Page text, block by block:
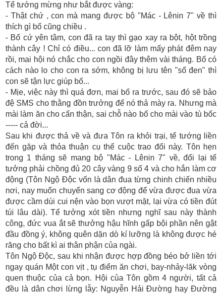
Tể tướng mừng như bắt được vàng:
- Thật chứ , con mà mang được bộ "Mác - Lênin 7" về thì
thích gì bố cũng chiều .
- Bố cứ yên tâm, con đã ra tay thì gạo xay ra bột, hột trồng
thành cây ! Chỉ có điều... con đã lỡ làm mấy phát đêm nay
rồi, mai hội nó chắc cho con ngồi đây thêm vài tháng. Bố có
cách nào lo cho con ra sớm, không bị lưu tên "sổ đen" thì
con sẽ tận lực giúp bố...
- Mịe, việc này thì quá đơn, mai bố ra trước, sau đó sẽ bảo
đệ SMS cho thằng đồn trưởng để nó thả mày ra. Nhưng mà
mài làm ăn cho cẩn thận, sai chỗ nào bố cho mài vào tù bốc
----- cả đời...
Sau khi được thả về và đưa Tôn ra khỏi trại, tể tướng liền
đến gặp và thỏa thuận cụ thể cuộc trao đổi này. Tôn hẹn
trong 1 tháng sẽ mang bộ "Mác - Lênin 7" về, đổi lại tể
tưởng phải chồng đủ 20 cây vàng 9 số 4 và cho hắn làm cơ
động (Tôn Ngộ Độc vốn là dân đua từng chinh chiến nhiều
nơi, nay muốn chuyển sang cơ động để vừa được đua vừa
được cầm dùi cui nện vào bọn vượt mặt, lại vừa có tiền đút
túi lâu dài). Tể tưởng xót tiền nhưng nghĩ sau này thành
công, đức vua ắt sẽ thưởng hậu hĩnh gấp bội phần nên gật
đầu đồng ý, không quên dặn dò kí lưỡng là không được hé
răng cho bất kì ai thân phận của ngài.
Tôn Ngộ Độc, sau khi nhận được hợp đồng béo bở liền tới
ngay quán Một con vịt , tụ điểm ăn chơi, bay-nhảy-lăk vòng
quen thuộc của cả bọn. Hội của Tôn gồm 4 người, tất cả
đều là dân chơi lừng lẫy: Nguyễn Hải Đường hay Đường